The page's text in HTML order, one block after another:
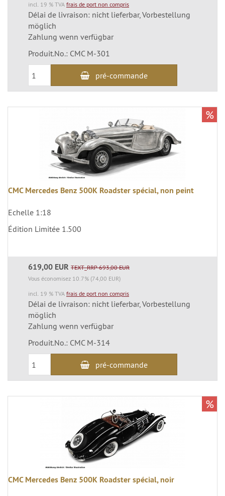
incl. 19 % TVA frais de port non compris
Délai de livraison: nicht lieferbar, Vorbestellung
möglich
Zahlung wenn verfügbar
Produit.No.: CMC M-301
pré-commande
CMC Mercedes Benz 500K Roadster spécial, non peint
Echelle 1:18
Édition Limitée 1.500
619,00 EUR TEXT_RRP 693,00 EUR
Vous économisez 10.7% (74,00 EUR)
incl. 19 % TVA frais de port non compris
Délai de livraison: nicht lieferbar, Vorbestellung
möglich
Zahlung wenn verfügbar
Produit.No.: CMC M-314
pré-commande
%
CMC Mercedes Benz 500K Roadster spécial, noir
%